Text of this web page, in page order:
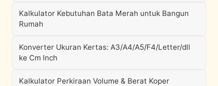
Kalkulator Kebutuhan Bata Merah untuk Bangun
Rumah
Konverter Ukuran Kertas: A3/A4/A5/F4/Letter/dll
ke Cm Inch
Kalkulator Perkiraan Volume & Berat Koper